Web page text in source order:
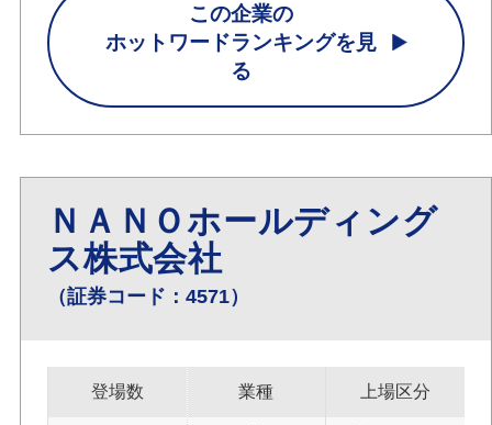
この企業の
ホットワードランキングを見
る
ＮＡＮＯホールディング
ス株式会社
（証券コード：4571）
登場数 業種 上場区分